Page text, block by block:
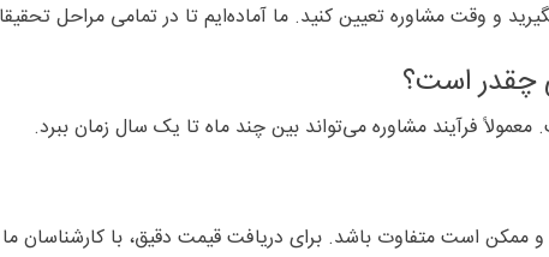
و وقت مشاوره تعیین کنید. ما آماده‌ایم تا در تمامی مراحل
فرآیند مشاوره می‌تواند بین چند ماه تا یک سال زمان ببرد.
ممکن است متفاوت باشد. برای دریافت قیمت دقیق، با کارشناسان